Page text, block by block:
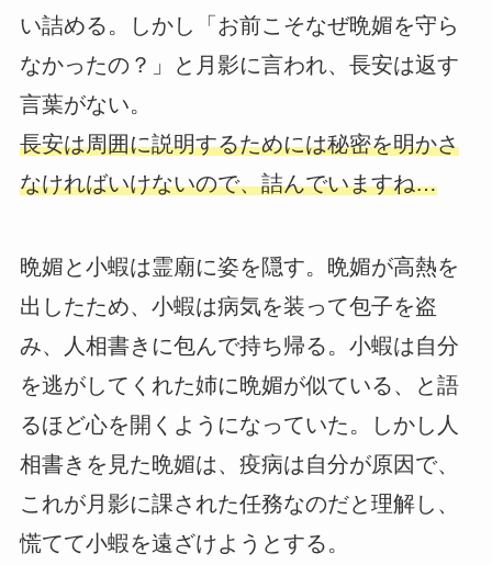
い詰める。しかし「お前こそなぜ晩媚を守ら
なかったの？」と月影に言われ、長安は返す
言葉がない。
長安は周囲に説明するためには秘密を明かさ
なければいけないので、詰んでいますね…
晩媚と小蝦は霊廟に姿を隠す。晩媚が高熱を
出したため、小蝦は病気を装って包子を盗
み、人相書きに包んで持ち帰る。小蝦は自分
を逃がしてくれた姉に晩媚が似ている、と語
るほど心を開くようになっていた。しかし人
相書きを見た晩媚は、疫病は自分が原因で、
これが月影に課された任務なのだと理解し、
慌てて小蝦を遠ざけようとする。